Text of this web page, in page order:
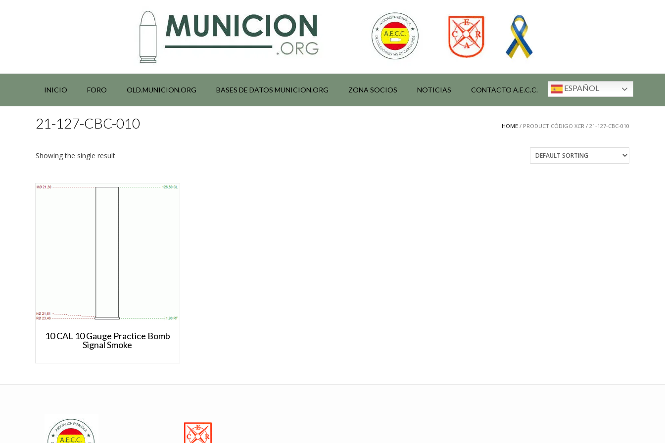
INICIO FORO OLD.MUNICION.ORG BASES DE DATOS MUNICION.ORG ZONA SOCIOS NOTICIAS CONTACTO A.E.C.C. ESPAÑOL
HOME / PRODUCT CÓDIGO XCR / 21-127-CBC-010
21-127-CBC-010
Showing the single result
10 CAL 10 Gauge Practice Bomb
Signal Smoke